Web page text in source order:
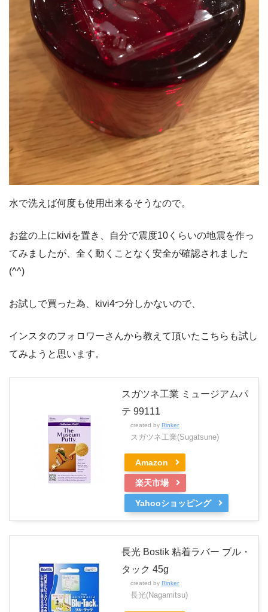
水で洗えば何度も使用出来るそうなので。
お盆の上にkiviを置き、自分で震度10くらいの地震を作っ
てみましたが、全く動くことなく安全が確認されました
(^^)
お試しで買った為、kivi4つ分しかないので、
インスタのフォロワーさんから教えて頂いたこちらも試し
てみようと思います。
スガツネ工業 ミュージアムパ
テ 99111
created by Rinker
スガツネ工業(Sugatsune)
Amazon
楽天市場
Yahooショッピング
長光 Bostik 粘着ラバー ブル・
タック 45g
created by Rinker
長光(Nagamitsu)